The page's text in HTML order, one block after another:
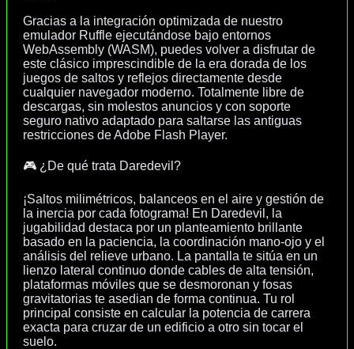
Gracias a la integración optimizada de nuestro
emulador Ruffle ejecutándose bajo entornos
WebAssembly (WASM), puedes volver a disfrutar de
este clásico imprescindible de la era dorada de los
juegos de saltos y reflejos directamente desde
cualquier navegador moderno. Totalmente libre de
descargas, sin molestos anuncios y con soporte
seguro nativo adaptado para saltarse las antiguas
restricciones de Adobe Flash Player.
🎮 ¿De qué trata Daredevil?
¡Saltos milimétricos, balanceos en el aire y gestión de
la inercia por cada fotograma! En Daredevil, la
jugabilidad destaca por un planteamiento brillante
basado en la paciencia, la coordinación mano-ojo y el
análisis del relieve urbano. La pantalla te sitúa en un
lienzo lateral continuo donde cables de alta tensión,
plataformas móviles que se desmoronan y fosas
gravitatorias te asedian de forma continua. Tu rol
principal consiste en calcular la potencia de carrera
exacta para cruzar de un edificio a otro sin tocar el
suelo.